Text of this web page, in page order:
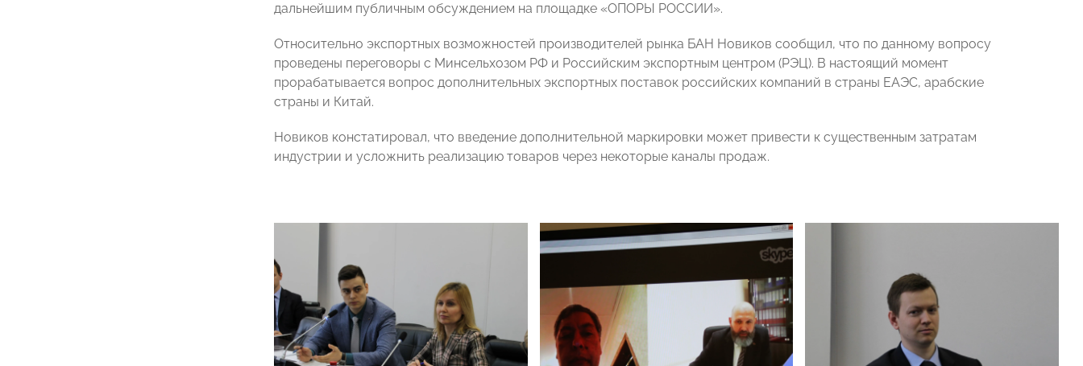
дальнейшим публичным обсуждением на площадке «ОПОРЫ РОССИИ».
Относительно экспортных возможностей производителей рынка БАН Новиков сообщил, что по данному вопросу
проведены переговоры с Минсельхозом РФ и Российским экспортным центром (РЭЦ). В настоящий момент
прорабатывается вопрос дополнительных экспортных поставок российских компаний в страны ЕАЭС, арабские
страны и Китай.
Новиков констатировал, что введение дополнительной маркировки может привести к существенным затратам
индустрии и усложнить реализацию товаров через некоторые каналы продаж.